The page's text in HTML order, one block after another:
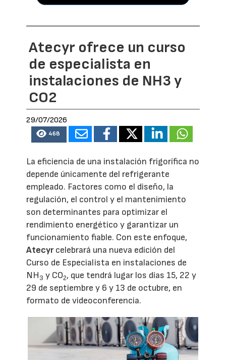
Atecyr ofrece un curso
de especialista en
instalaciones de NH3 y
CO2
29/07/2026
468
La eficiencia de una instalación frigorífica no
depende únicamente del refrigerante
empleado. Factores como el diseño, la
regulación, el control y el mantenimiento
son determinantes para optimizar el
rendimiento energético y garantizar un
funcionamiento fiable. Con este enfoque,
Atecyrcelebrará una nueva edición del
Curso de Especialista en instalaciones de
NH3 y CO2, que tendrá lugar los días 15, 22 y
29 de septiembre y 6 y 13 de octubre, en
formato de videoconferencia.